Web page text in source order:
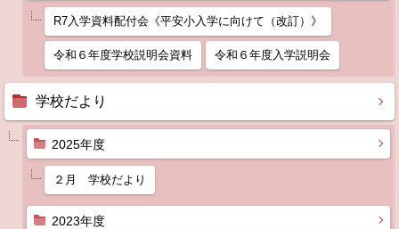
R7入学資料配付会《平安小入学に向けて（改訂）》
令和６年度学校説明会資料 令和６年度入学説明会
学校だより
2025年度
２月 学校だより
2023年度